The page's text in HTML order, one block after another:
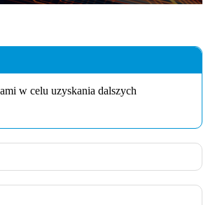
w celu uzyskania dalszych